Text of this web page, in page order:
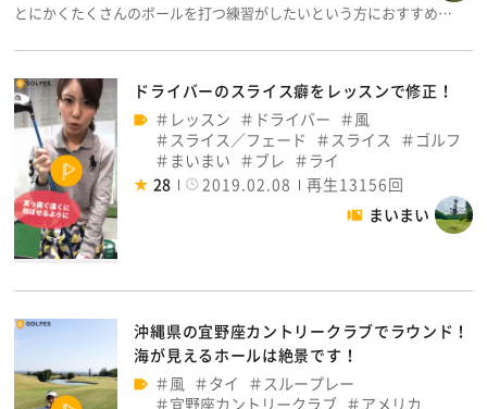
とにかくたくさんのボールを打つ練習がしたいという方におすすめ…
ドライバーのスライス癖をレッスンで修正！
レッスン
ドライバー
風
スライス／フェード
スライス
ゴルフ
まいまい
ブレ
ライ
28
2019.02.08
再生13156回
まいまい
沖縄県の宜野座カントリークラブでラウンド！
海が見えるホールは絶景です！
風
タイ
スループレー
宜野座カントリークラブ
アメリカ